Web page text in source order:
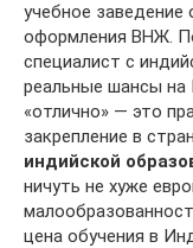
учебное
оформления ВНЖ.
специалист с
реальные шансы
«отлично» — это
закрепление в
индийской
ничуть не хуже
цена обучения в